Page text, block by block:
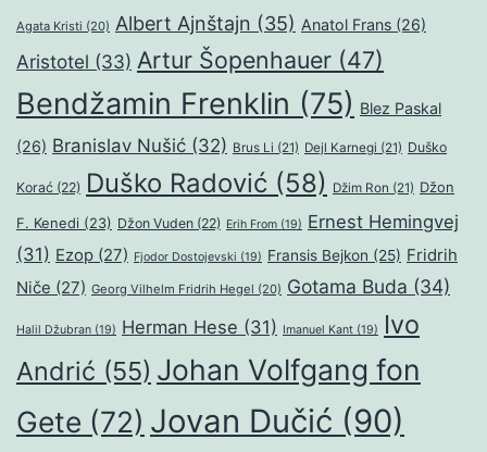
Agata Kristi (20) Albert Ajnštajn (35) Anatol Frans (26)
Aristotel (33) Artur Šopenhauer (47)
Bendžamin Frenklin (75) Blez Paskal
(26) Branislav Nušić (32) Brus Li (21) Dejl Karnegi (21) Duško
Korać (22) Duško Radović (58) Džim Ron (21) Džon
F. Kenedi (23) Džon Vuden (22) Erih From (19) Ernest Hemingvej
(31) Ezop (27) Fjodor Dostojevski (19) Fransis Bejkon (25) Fridrih
Niče (27) Georg Vilhelm Fridrih Hegel (20) Gotama Buda (34)
Halil Džubran (19) Herman Hese (31) Imanuel Kant (19)
Ivo
Andrić (55) Johan Volfgang fon
Gete (72) Jovan Dučić (90)